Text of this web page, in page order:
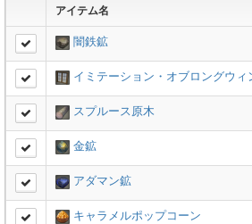
アイテム名
闇鉄鉱
イミテーション・オブロングウィ
スプルース原木
金鉱
アダマン鉱
キャラメルポップコーン